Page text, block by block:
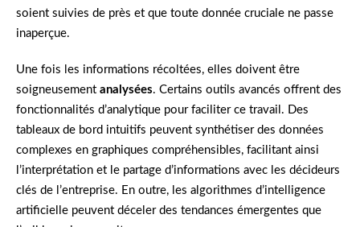
soient suivies de près et que toute donnée cruciale ne passe
inaperçue.
Une fois les informations récoltées, elles doivent être
soigneusement analysées. Certains outils avancés offrent des
fonctionnalités d’analytique pour faciliter ce travail. Des
tableaux de bord intuitifs peuvent synthétiser des données
complexes en graphiques compréhensibles, facilitant ainsi
l’interprétation et le partage d’informations avec les décideurs
clés de l’entreprise. En outre, les algorithmes d’intelligence
artificielle peuvent déceler des tendances émergentes que